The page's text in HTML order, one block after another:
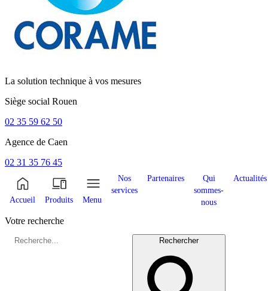
La solution technique à vos mesures
Siège social Rouen
02 35 59 62 50
Agence de Caen
02 31 35 76 45
Accueil Produits Menu
Nos
services
Partenaires
Qui
sommes-
nous
Actualités
Votre recherche
Rechercher